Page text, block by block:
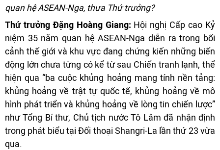
quan hệ ASEAN-Nga, thưa Thứ trưởng?
Thứ trưởng Đặng Hoàng Giang: Hội nghị Cấp cao Kỷ
niệm 35 năm quan hệ ASEAN-Nga diễn ra trong bối
cảnh thế giới và khu vực đang chứng kiến những biến
động lớn chưa từng có kể từ sau Chiến tranh lạnh, thể
hiện qua “ba cuộc khủng hoảng mang tính nền tảng:
khủng hoảng về trật tự quốc tế, khủng hoảng về mô
hình phát triển và khủng hoảng về lòng tin chiến lược”
như Tổng Bí thư, Chủ tịch nước Tô Lâm đã nhận định
trong phát biểu tại Đối thoại Shangri-La lần thứ 23 vừa
qua.